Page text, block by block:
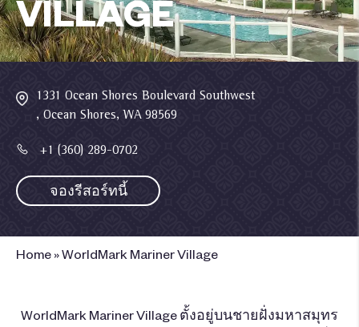
VILLAGE
1331 Ocean Shores Boulevard Southwest
, Ocean Shores, WA 98569
+1 (360) 289-0702
จองรีสอร์ทนี้
Home »WorldMark Mariner Village
WorldMark Mariner Village ตั้งอยู่บนชายฝั่งมหาสมุทร